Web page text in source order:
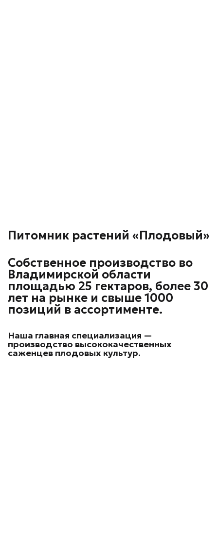
Питомник растений «Плодовый»
Собственное производство во
Владимирской области
площадью 25 гектаров, более 30
лет на рынке и свыше 1000
позиций в ассортименте.
Наша главная специализация —
производство высококачественных
саженцев плодовых культур.